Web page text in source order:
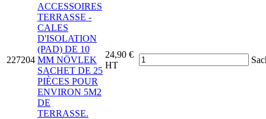
227204
ACCESSOIRES
TERRASSE -
CALES
D'ISOLATION
(PAD) DE 10
MM NÖVLEK
SACHET DE 25
PIÈCES POUR
ENVIRON 5M2
DE
TERRASSE.
24,90 €
HT